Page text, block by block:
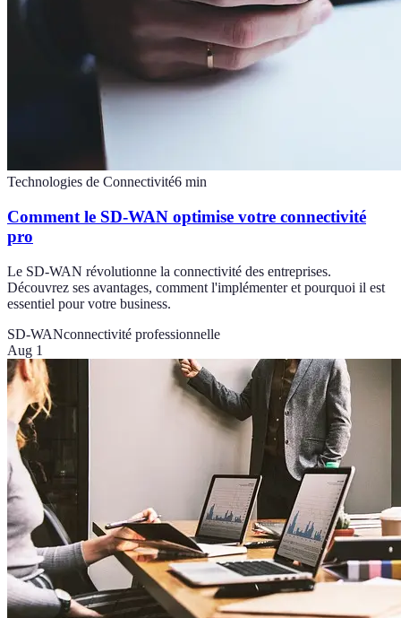
Technologies de Connectivité6 min
Comment le SD-WAN optimise votre connectivité
pro
Le SD-WAN révolutionne la connectivité des entreprises.
Découvrez ses avantages, comment l'implémenter et pourquoi il est
essentiel pour votre business.
SD-WANconnectivité professionnelle
Aug 1